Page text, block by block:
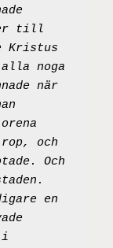
till
Kristus
noga
när
och
Och
en
i